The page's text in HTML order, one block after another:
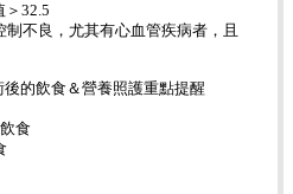
32.5
不良，尤其有心血管疾病者，且
的飲食＆營養照護重點提醒
食